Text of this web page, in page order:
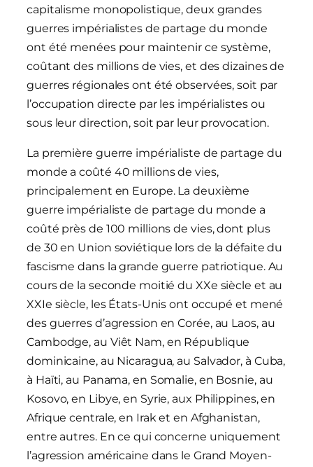
capitalisme monopolistique, deux grandes
guerres impérialistes de partage du monde
ont été menées pour maintenir ce système,
coûtant des millions de vies, et des dizaines de
guerres régionales ont été observées, soit par
l’occupation directe par les impérialistes ou
sous leur direction, soit par leur provocation.
La première guerre impérialiste de partage du
monde a coûté 40 millions de vies,
principalement en Europe. La deuxième
guerre impérialiste de partage du monde a
coûté près de 100 millions de vies, dont plus
de 30 en Union soviétique lors de la défaite du
fascisme dans la grande guerre patriotique. Au
cours de la seconde moitié du XXe siècle et au
XXIe siècle, les États-Unis ont occupé et mené
des guerres d’agression en Corée, au Laos, au
Cambodge, au Viêt Nam, en République
dominicaine, au Nicaragua, au Salvador, à Cuba,
à Haïti, au Panama, en Somalie, en Bosnie, au
Kosovo, en Libye, en Syrie, aux Philippines, en
Afrique centrale, en Irak et en Afghanistan,
entre autres. En ce qui concerne uniquement
l’agression américaine dans le Grand Moyen-